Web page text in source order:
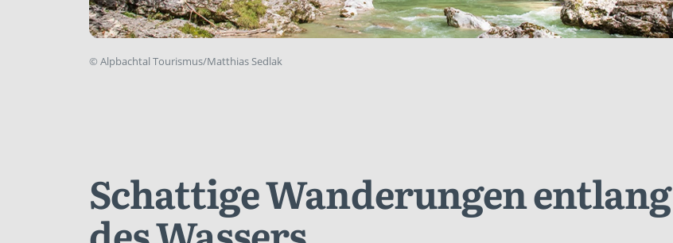
© Alpbachtal Tourismus/Matthias Sedlak
Schattige Wanderungen entlang